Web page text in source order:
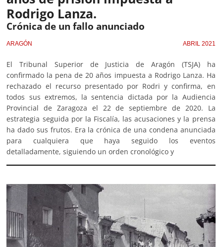
Rodrigo Lanza.
Crónica de un fallo anunciado
ARAGÓN ABRIL 2021
El Tribunal Superior de Justicia de Aragón (TSJA) ha
confirmado la pena de 20 años impuesta a Rodrigo Lanza. Ha
rechazado el recurso presentado por Rodri y confirma, en
todos sus extremos, la sentencia dictada por la Audiencia
Provincial de Zaragoza el 22 de septiembre de 2020. La
estrategia seguida por la Fiscalía, las acusaciones y la prensa
ha dado sus frutos. Era la crónica de una condena anunciada
para cualquiera que haya seguido los eventos
detalladamente, siguiendo un orden cronológico y